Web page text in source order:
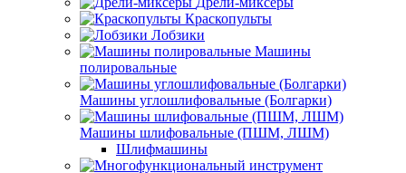
Краскопульты
Лобзики
Машины
полировальные
Машины углошлифовальные (Болгарки)
Машины шлифовальные (ПШМ, ЛШМ)
Шлифмашины